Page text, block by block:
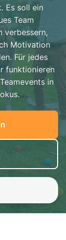
Es soll ein
Team
verbessern,
Motivation
Für jedes
funktionieren
in